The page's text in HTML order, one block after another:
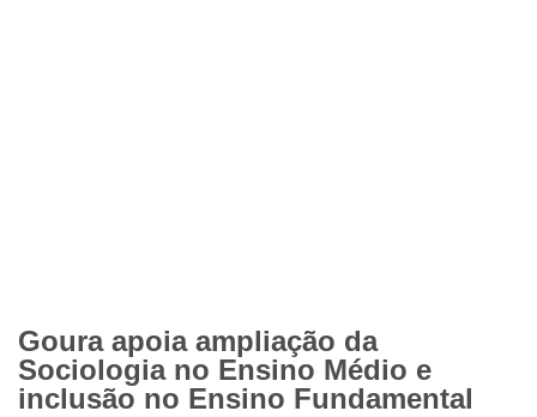
Goura apoia ampliação da
Sociologia no Ensino Médio e
inclusão no Ensino Fundamental